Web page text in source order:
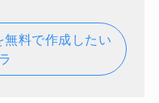
料で作成したい